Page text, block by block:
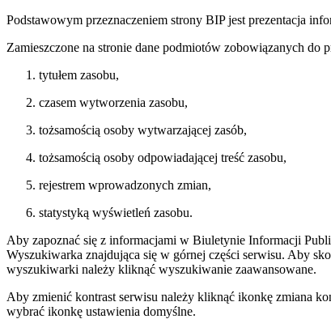
Podstawowym przeznaczeniem strony BIP jest prezentacja
Zamieszczone na stronie dane podmiotów zobowiązanych do
tytułem zasobu,
czasem wytworzenia zasobu,
tożsamością osoby wytwarzającej zasób,
tożsamością osoby odpowiadającej treść zasobu,
rejestrem wprowadzonych zmian,
statystyką wyświetleń zasobu.
Aby zapoznać się z informacjami w Biuletynie Informacji
Wyszukiwarka znajdująca się w górnej części serwisu. Aby
wyszukiwarki należy kliknąć wyszukiwanie zaawansowane.
Aby zmienić kontrast serwisu należy kliknąć ikonkę zmiana
wybrać ikonkę ustawienia domyślne.